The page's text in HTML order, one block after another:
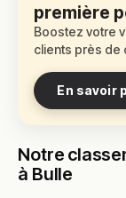
première
Boostez votre
clients près de
En savoir
Notre
à Bulle